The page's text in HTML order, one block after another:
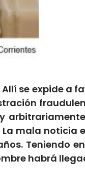
se expide a
mala noticia
Teniendo
habrá